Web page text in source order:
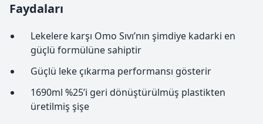
Faydaları
Lekelere karşı Omo Sıvı’nın şimdiye kadarki en
güçlü formülüne sahiptir
Güçlü leke çıkarma performansı gösterir
1690ml %25’i geri dönüştürülmüş plastikten
üretilmiş şişe